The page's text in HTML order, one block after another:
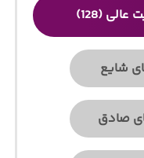
(128)
شایع
صادق